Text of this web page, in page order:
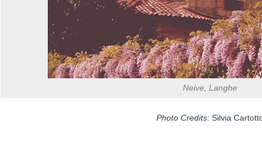
Neive, Langhe
Photo Credits: Silvia